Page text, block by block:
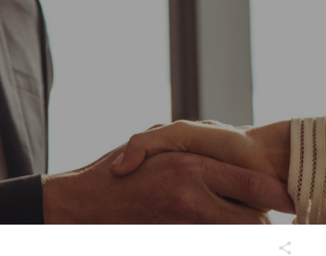
스 지도자과정
바둑 지도자과정
세미나/워크샵
육/연수 일정